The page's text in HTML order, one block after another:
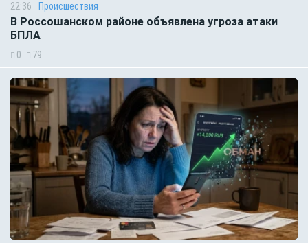
22:36 Происшествия
В Россошанском районе объявлена угроза атаки
БПЛА
0 79